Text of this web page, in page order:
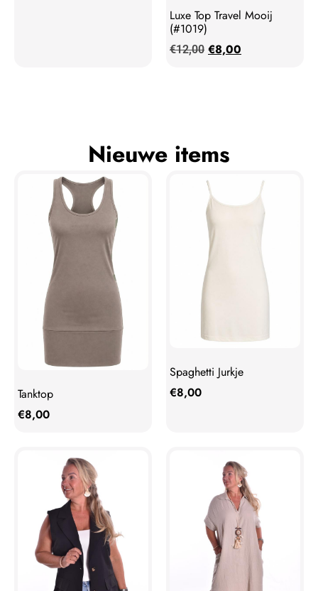
Luxe Top Travel Mooij
(#1019)
€12,00 €8,00
Nieuwe items
Tanktop
€8,00
Spaghetti Jurkje
€8,00